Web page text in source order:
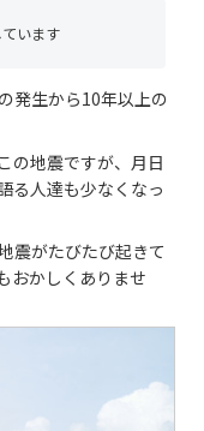
います
の発生から10年以上の
の地震ですが、月日
る人達も少なくなっ
震がたびたび起きて
おかしくありませ